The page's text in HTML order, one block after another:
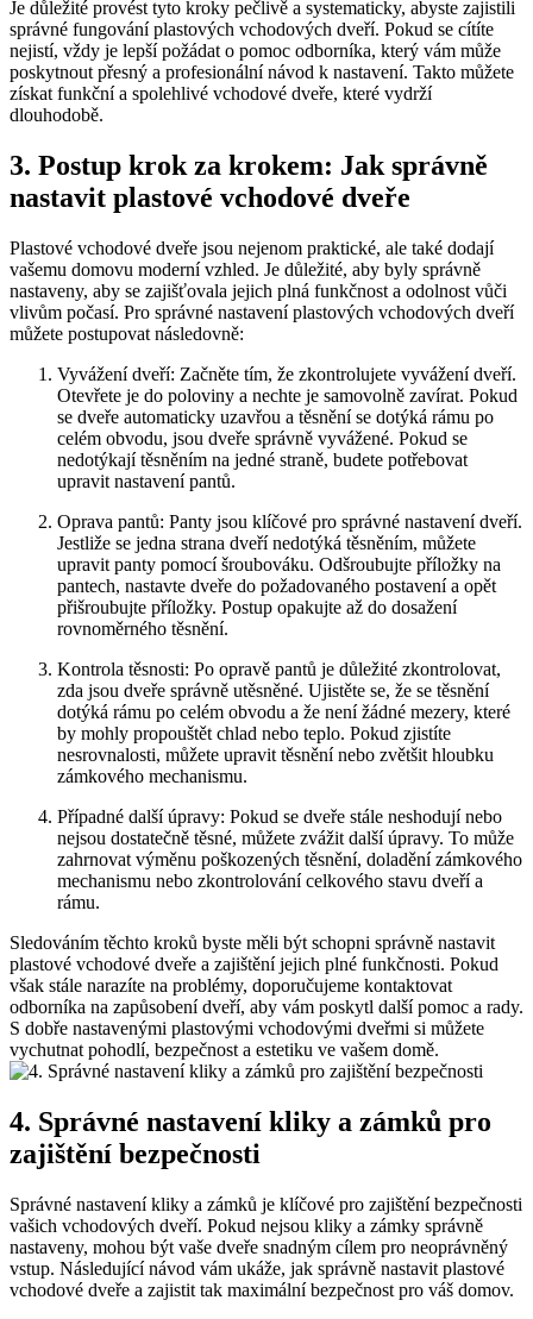
Je důležité provést tyto kroky pečlivě a systematicky, abyste zajistili
správné ​fungování plastových vchodových dveří.‌ Pokud se ‍cítíte
nejistí, vždy⁤ je lepší požádat o pomoc‍ odborníka, který vám může
poskytnout přesný​ a profesionální návod ‌k⁤ nastavení. Takto ‌můžete
získat funkční a ‍spolehlivé vchodové‍ dveře, které vydrží
dlouhodobě.
3. Postup krok za krokem: Jak ⁣správně
nastavit⁤ plastové vchodové dveře
Plastové vchodové dveře ‍jsou nejenom ‍praktické, ale⁣ také⁣ dodají​
vašemu domovu moderní vzhled. Je⁢ důležité, aby ⁢byly‌ správně
nastaveny, aby se zajišťovala jejich plná‌ funkčnost a odolnost vůči
vlivům‍ počasí. Pro​ správné nastavení plastových vchodových dveří
můžete postupovat následovně:
Vyvážení dveří: Začněte tím, že ‍zkontrolujete vyvážení dveří.
Otevřete je do poloviny a nechte je samovolně zavírat. Pokud‌
se dveře ​automaticky uzavřou ‌a těsnění se dotýká ​rámu po
celém obvodu, jsou dveře⁣ správně vyvážené. Pokud se
nedotýkají ‌těsněním na jedné ‌straně, budete⁤ potřebovat
upravit nastavení pantů.
Oprava pantů: Panty jsou klíčové pro správné nastavení⁢ dveří.‌
Jestliže ‍se jedna strana dveří nedotýká těsněním, můžete
upravit panty pomocí šroubováku. Odšroubujte příložky na
pantech, nastavte⁢ dveře do požadovaného ⁣postavení‍ a opět
přišroubujte příložky. Postup opakujte až do dosažení
rovnoměrného těsnění.
Kontrola těsnosti: Po opravě pantů je důležité zkontrolovat,
zda jsou dveře ⁢správně utěsněné.​ Ujistěte ⁢se,⁢ že⁢ se těsnění
dotýká ⁤rámu po​ celém obvodu a že není žádné mezery, které
by mohly propouštět chlad nebo teplo. Pokud zjistíte
nesrovnalosti,⁤ můžete upravit ⁣těsnění nebo zvětšit hloubku‌
zámkového mechanismu.
Případné‌ další‍ úpravy: Pokud se dveře stále neshodují nebo
nejsou dostatečně těsné, můžete zvážit další úpravy. ‌To může
⁢zahrnovat ‌výměnu poškozených ⁣těsnění, doladění ⁢zámkového⁤
mechanismu nebo zkontrolování celkového stavu dveří a
rámu.
Sledováním těchto kroků byste měli být ​schopni správně nastavit
plastové vchodové dveře a zajištění jejich ‌plné ⁢funkčnosti. Pokud
však stále narazíte na problémy, doporučujeme​ kontaktovat
odborníka na zapůsobení dveří, aby vám ⁤poskytl⁤ další pomoc a rady.
‍S dobře nastavenými plastovými vchodovými dveřmi si ⁤můžete
vychutnat ‌pohodlí, bezpečnost ‍a estetiku ve ⁣vašem domě.
4. Správné​ nastavení kliky‌ a zámků ‌pro
zajištění bezpečnosti
Správné nastavení kliky a zámků ⁢je⁢ klíčové pro zajištění bezpečnosti
vašich‍ vchodových dveří. ⁢Pokud nejsou kliky a zámky správně
nastaveny, ‌mohou ‍být vaše​ dveře snadným cílem ​pro neoprávněný
‌vstup. Následující⁣ návod vám ukáže, jak správně nastavit ⁣plastové
vchodové dveře⁤ a⁢ zajistit tak​ maximální bezpečnost pro váš‍ domov.